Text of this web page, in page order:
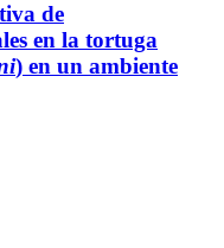
de
en la tortuga
) en un ambiente